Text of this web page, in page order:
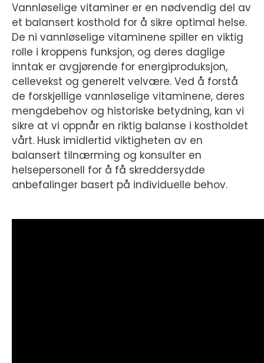
Vannløselige vitaminer er en nødvendig del av
et balansert kosthold for å sikre optimal helse.
De ni vannløselige vitaminene spiller en viktig
rolle i kroppens funksjon, og deres daglige
inntak er avgjørende for energiproduksjon,
cellevekst og generelt velvære. Ved å forstå
de forskjellige vannløselige vitaminene, deres
mengdebehov og historiske betydning, kan vi
sikre at vi oppnår en riktig balanse i kostholdet
vårt. Husk imidlertid viktigheten av en
balansert tilnærming og konsulter en
helsepersonell for å få skreddersydde
anbefalinger basert på individuelle behov.